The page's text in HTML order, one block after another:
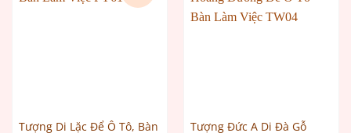
Tượng Di Lặc Để Ô Tô, Bàn
Tượng Đức A Di Đà Gỗ